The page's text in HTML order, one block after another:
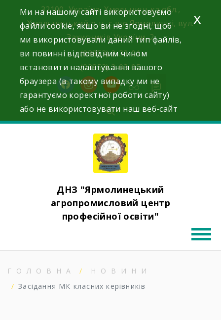
content
32100, Україна, Хмельницька обл.,
Хмельницький р-н, с-ще Ярмолинці, вул.
Захисників України, 2
(03853) 2-33-01
(03853) 3-03-05
facebookinstagram
youtube
ДНЗ "Ярмолинецький
агропромисловий центр
професійної освіти"
ГОЛОВНА
НОВИНИ
Засідання МК класних керівників
Ми на нашому сайті використовуємо
файли cookie, якщо ви не згодні, щоб
ми використовували даний тип файлів,
ви повинні відповідним чином
встановити налаштування вашого
браузера (в такому випадку ми не
гарантуємо коректної роботи сайту)
або не використовувати наш веб-сайт
x